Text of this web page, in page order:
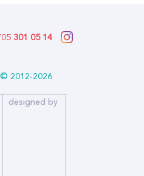
и подарочному сертификату и
для альбома.
301 05 14
2012-2026
designed by